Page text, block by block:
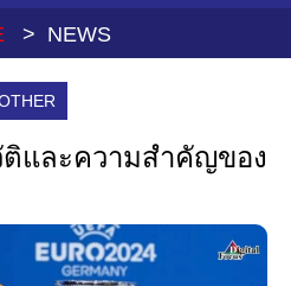
> NEWS
และความสำคัญของ